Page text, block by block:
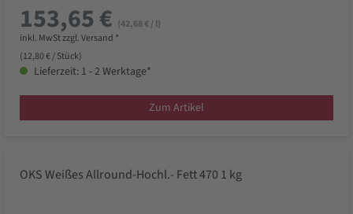
153,65 € (42,68 € / l)
inkl. MwSt zzgl. Versand *
(12,80 € / Stück)
Lieferzeit: 1 - 2 Werktage*
Zum Artikel
OKS Weißes Allround-Hochl.- Fett 470 1 kg